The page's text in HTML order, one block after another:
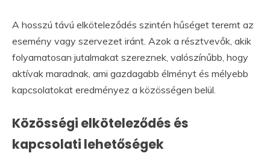
A hosszú távú elköteleződés szintén hűséget teremt az
esemény vagy szervezet iránt. Azok a résztvevők, akik
folyamatosan jutalmakat szereznek, valószínűbb, hogy
aktívak maradnak, ami gazdagabb élményt és mélyebb
kapcsolatokat eredményez a közösségen belül.
Közösségi elköteleződés és
kapcsolati lehetőségek